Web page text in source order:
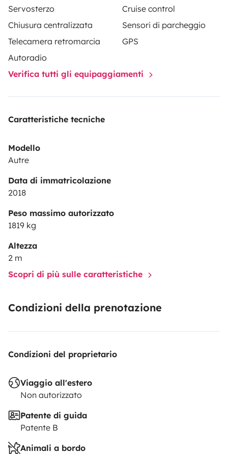
Servosterzo
Cruise control
Chiusura centralizzata
Sensori di parcheggio
Telecamera retromarcia
GPS
Autoradio
Verifica tutti gli equipaggiamenti
Caratteristiche tecniche
Modello
Autre
Data di immatricolazione
2018
Peso massimo autorizzato
1819 kg
Altezza
2 m
Scopri di più sulle caratteristiche
Condizioni della prenotazione
Condizioni del proprietario
Viaggio all'estero
Non autorizzato
Patente di guida
Patente B
Animali a bordo